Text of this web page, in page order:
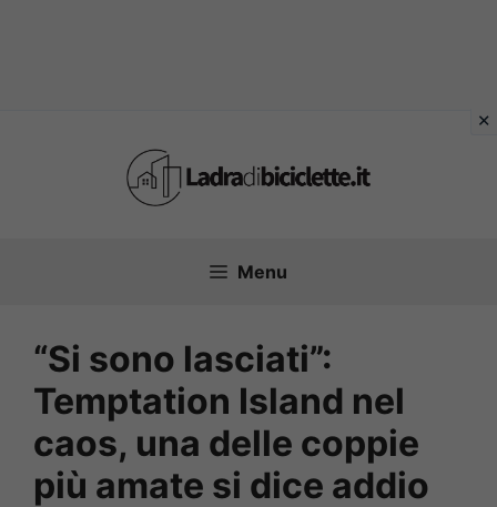
Menu
“Si sono lasciati”:
Temptation Island nel
caos, una delle coppie
più amate si dice addio